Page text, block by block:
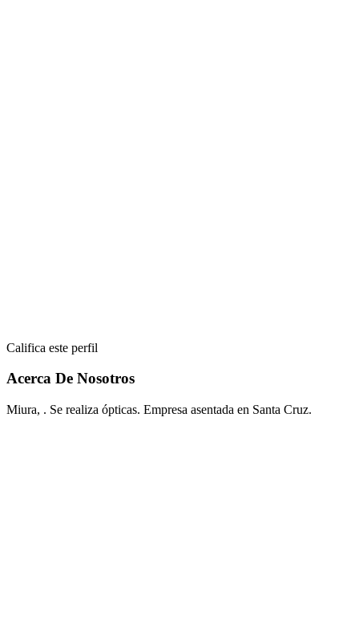
Califica este perfil
Acerca De Nosotros
Miura, . Se realiza ópticas. Empresa asentada en Santa Cruz.